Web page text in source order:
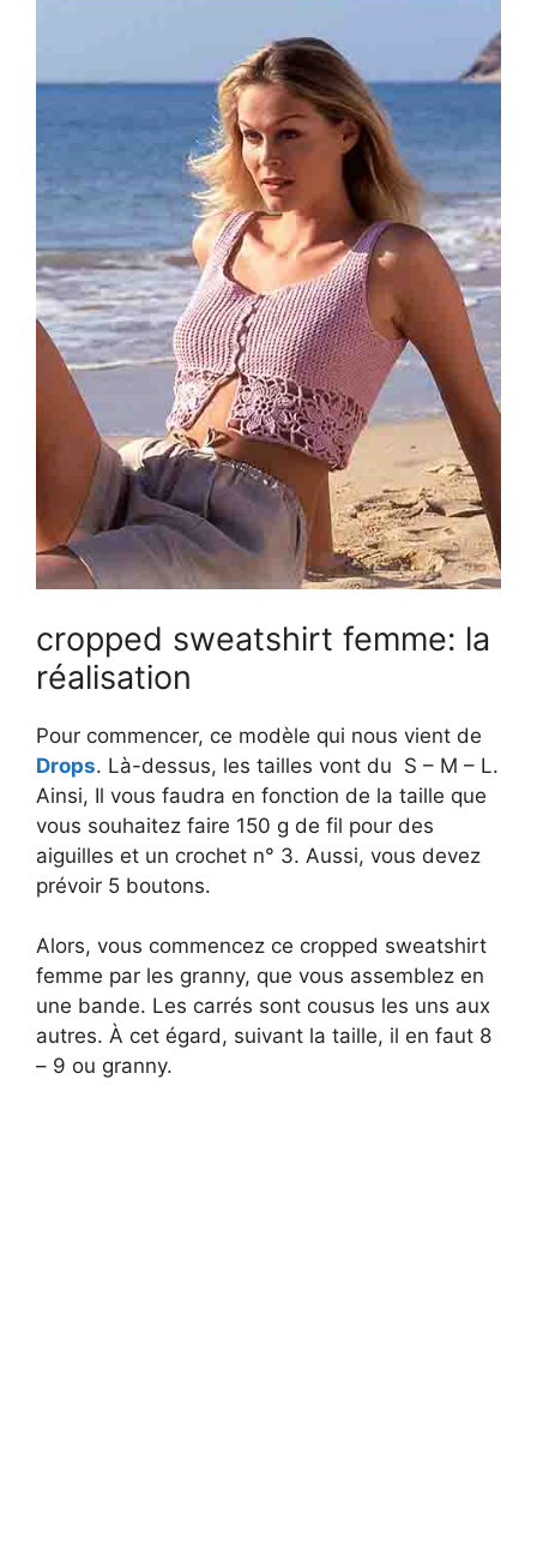
cropped sweatshirt femme: la
réalisation
Pour commencer, ce modèle qui nous vient de
Drops. Là-dessus, les tailles vont du S – M – L.
Ainsi, Il vous faudra en fonction de la taille que
vous souhaitez faire 150 g de fil pour des
aiguilles et un crochet n° 3. Aussi, vous devez
prévoir 5 boutons.
Alors, vous commencez ce cropped sweatshirt
femme par les granny, que vous assemblez en
une bande. Les carrés sont cousus les uns aux
autres. À cet égard, suivant la taille, il en faut 8
– 9 ou granny.